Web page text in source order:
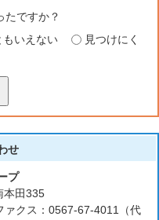
たですか？
もいえない
見つけにく
せ
プ
本田335
ァクス：0567-67-4011（代